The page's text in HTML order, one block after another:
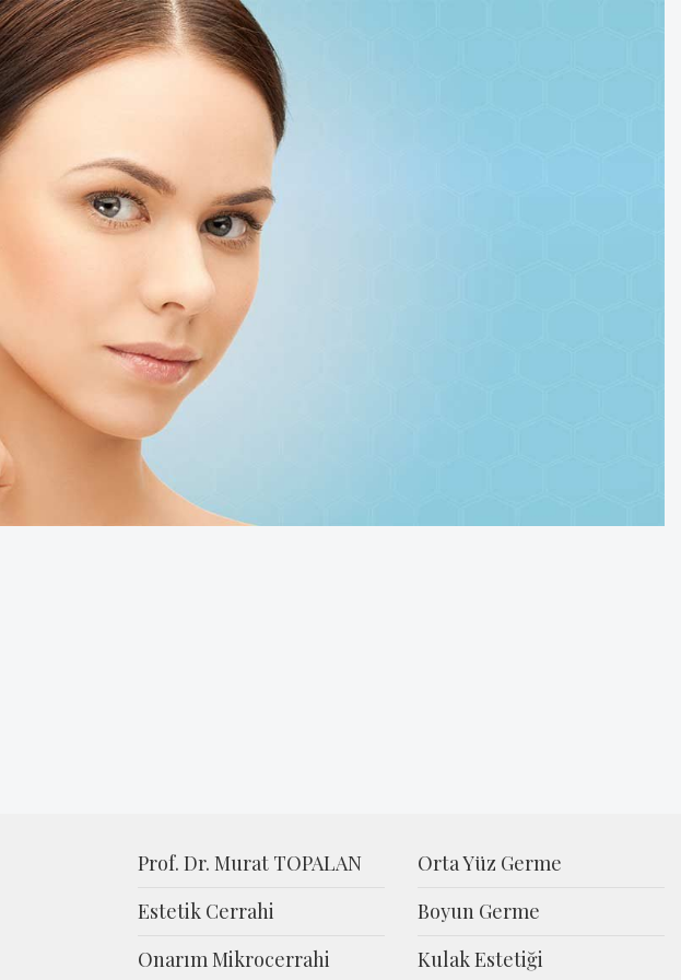
Prof. Dr. Murat TOPALAN
Estetik Cerrahi
Onarım Mikrocerrahi
Orta Yüz Germe
Boyun Germe
Kulak Estetiği